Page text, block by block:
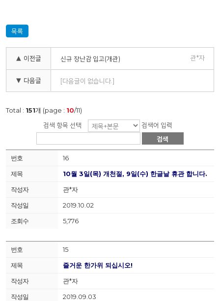
목록
▲ 이전글 신규 장난감 입고(개관) 관*자
▼ 다음글 [다음글이 없습니다.]
Total : 151개 (page : 10/11)
검색 항목 선택
검색어 입력
검색
16
10월 3일(목) 개천절, 9일(수) 한글날 휴관 합니다.
관*자
2019.10.02
5,776
15
즐거운 한가위 되십시오!
관*자
2019.09.03